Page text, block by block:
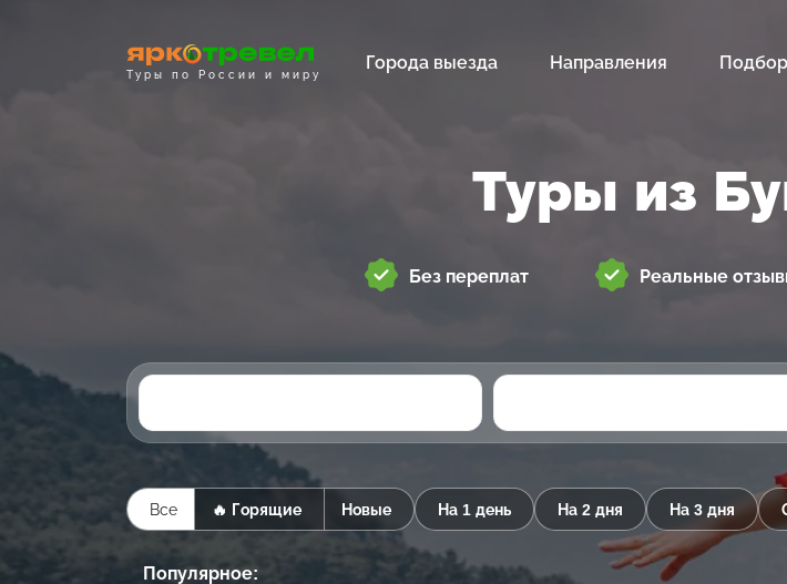
Туры по России и миру
Города выезда Направления
Туры из
Без переплат Реальные
Все 🔥 Горящие Новые На 1 день На 2 дня На 3 дня
Популярное: